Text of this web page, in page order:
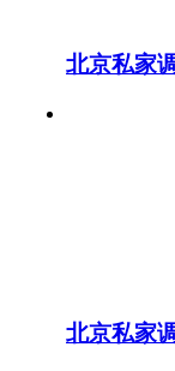
北京私家
北京私家